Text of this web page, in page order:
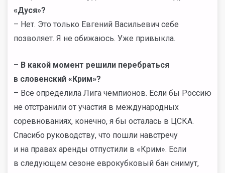
«Дуся»?
– Нет. Это только Евгений Васильевич себе
позволяет. Я не обижаюсь. Уже привыкла.
– В какой момент решили перебраться
в словенский «Крим»?
– Все определила Лига чемпионов. Если бы Россию
не отстранили от участия в международных
соревнованиях, конечно, я бы осталась в ЦСКА.
Спасибо руководству, что пошли навстречу
и на правах аренды отпустили в «Крим». Если
в следующем сезоне еврокубковый бан снимут,